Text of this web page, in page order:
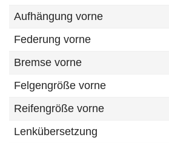
Aufhängung vorne
Federung vorne
Bremse vorne
Felgengröße vorne
Reifengröße vorne
Lenkübersetzung